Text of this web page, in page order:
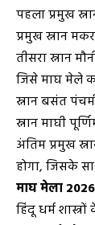
पहला प्रमुख
प्रमुख स्नान
तीसरा स्नान
जिसे माघ मेले
स्नान बसंत
स्नान माघी
अंतिम प्रमुख
होगा, जिसके
माघ मेला
हिंदू धर्म